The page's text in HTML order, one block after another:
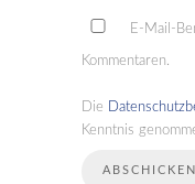
E-Mail-
Kommentaren.
Die
Kenntnis